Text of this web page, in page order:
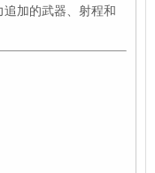
加的武器、射程和